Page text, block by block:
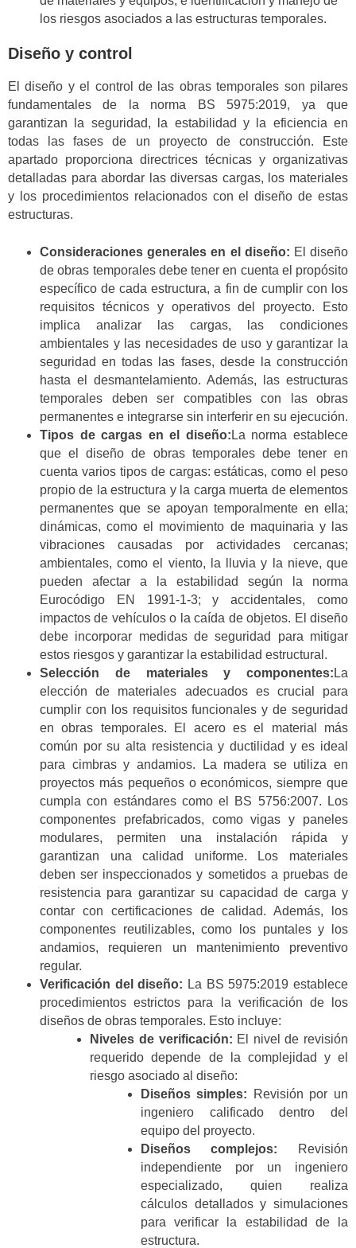
los riesgos asociados a las estructuras temporales.
Diseño y control
El diseño y el control de las obras temporales son pilares
fundamentales de la norma BS 5975:2019, ya que
garantizan la seguridad, la estabilidad y la eficiencia en
todas las fases de un proyecto de construcción. Este
apartado proporciona directrices técnicas y organizativas
detalladas para abordar las diversas cargas, los materiales
y los procedimientos relacionados con el diseño de estas
estructuras.
Consideraciones generales en el diseño: El diseño
de obras temporales debe tener en cuenta el propósito
específico de cada estructura, a fin de cumplir con los
requisitos técnicos y operativos del proyecto. Esto
implica analizar las cargas, las condiciones
ambientales y las necesidades de uso y garantizar la
seguridad en todas las fases, desde la construcción
hasta el desmantelamiento. Además, las estructuras
temporales deben ser compatibles con las obras
permanentes e integrarse sin interferir en su ejecución.
Tipos de cargas en el diseño: La norma establece
que el diseño de obras temporales debe tener en
cuenta varios tipos de cargas: estáticas, como el peso
propio de la estructura y la carga muerta de elementos
permanentes que se apoyan temporalmente en ella;
dinámicas, como el movimiento de maquinaria y las
vibraciones causadas por actividades cercanas;
ambientales, como el viento, la lluvia y la nieve, que
pueden afectar a la estabilidad según la norma
Eurocódigo EN 1991-1-3; y accidentales, como
impactos de vehículos o la caída de objetos. El diseño
debe incorporar medidas de seguridad para mitigar
estos riesgos y garantizar la estabilidad estructural.
Selección de materiales y componentes: La
elección de materiales adecuados es crucial para
cumplir con los requisitos funcionales y de seguridad
en obras temporales. El acero es el material más
común por su alta resistencia y ductilidad y es ideal
para cimbras y andamios. La madera se utiliza en
proyectos más pequeños o económicos, siempre que
cumpla con estándares como el BS 5756:2007. Los
componentes prefabricados, como vigas y paneles
modulares, permiten una instalación rápida y
garantizan una calidad uniforme. Los materiales
deben ser inspeccionados y sometidos a pruebas de
resistencia para garantizar su capacidad de carga y
contar con certificaciones de calidad. Además, los
componentes reutilizables, como los puntales y los
andamios, requieren un mantenimiento preventivo
regular.
Verificación del diseño: La BS 5975:2019 establece
procedimientos estrictos para la verificación de los
diseños de obras temporales. Esto incluye:
Niveles de verificación: El nivel de revisión
requerido depende de la complejidad y el
riesgo asociado al diseño:
Diseños simples: Revisión por un
ingeniero calificado dentro del
equipo del proyecto.
Diseños complejos: Revisión
independiente por un ingeniero
especializado, quien realiza
cálculos detallados y simulaciones
para verificar la estabilidad de la
estructura.